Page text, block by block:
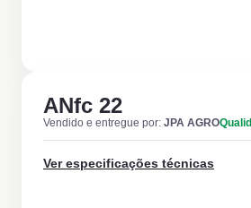
ANfc 22
Vendido e entregue por: JPA AGRO
Ver especificações técnicas